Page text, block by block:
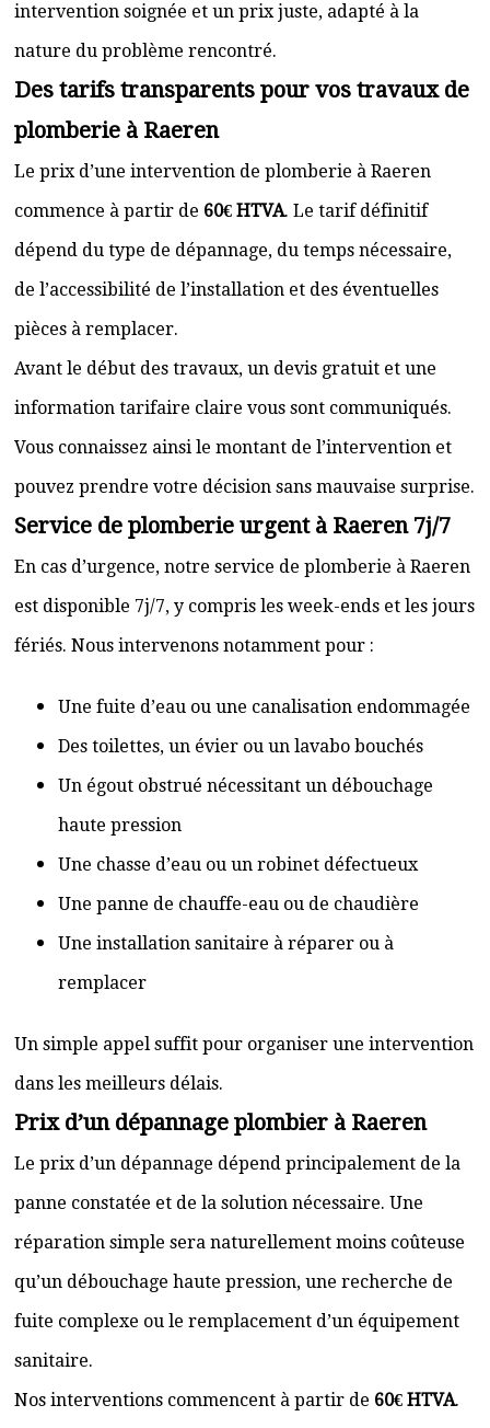
intervention soignée et un prix juste, adapté à la
nature du problème rencontré.
Des tarifs transparents pour vos travaux de
plomberie à Raeren
Le prix d’une intervention de plomberie à Raeren
commence à partir de 60€ HTVA. Le tarif définitif
dépend du type de dépannage, du temps nécessaire,
de l’accessibilité de l’installation et des éventuelles
pièces à remplacer.
Avant le début des travaux, un devis gratuit et une
information tarifaire claire vous sont communiqués.
Vous connaissez ainsi le montant de l’intervention et
pouvez prendre votre décision sans mauvaise surprise.
Service de plomberie urgent à Raeren 7j/7
En cas d’urgence, notre service de plomberie à Raeren
est disponible 7j/7, y compris les week-ends et les jours
fériés. Nous intervenons notamment pour :
Une fuite d’eau ou une canalisation endommagée
Des toilettes, un évier ou un lavabo bouchés
Un égout obstrué nécessitant un débouchage
haute pression
Une chasse d’eau ou un robinet défectueux
Une panne de chauffe-eau ou de chaudière
Une installation sanitaire à réparer ou à
remplacer
Un simple appel suffit pour organiser une intervention
dans les meilleurs délais.
Prix d’un dépannage plombier à Raeren
Le prix d’un dépannage dépend principalement de la
panne constatée et de la solution nécessaire. Une
réparation simple sera naturellement moins coûteuse
qu’un débouchage haute pression, une recherche de
fuite complexe ou le remplacement d’un équipement
sanitaire.
Nos interventions commencent à partir de 60€ HTVA.